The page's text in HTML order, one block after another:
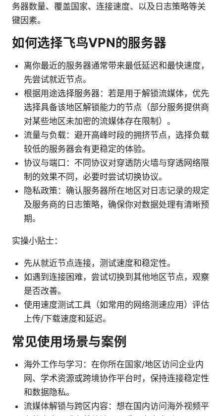
务器数量、覆盖国家、连接速度、以及日志策略等关
键因素。
如何选择飞鸟VPN的服务器
离你最近的服务器通常带来最低延迟和最快速度，
先尝试就近节点。
根据用途选择服务器：若是用于解锁流媒体，优先
选择具备该地区解锁能力的节点（部分服务提供商
对某些地区未加密的流媒体存在限制）。
流量与负载：避开高峰时段的拥挤节点，选择负载
较低的服务器会有更稳定的体验。
协议与端口：不同协议对穿透防火墙与穿透网络限
制的效果不同，必要时尝试切换协议。
隐私政策：确认服务器所在地区对日志记录的规定
及服务商的日志策略，确保你对数据处理有清晰预
期。
实操小贴士：
先从就近节点连接，测试速度和稳定性。
如遇到连接困难，尝试切换到其他地区节点，观察
是否改善。
使用速度测试工具（如常用的网络测速应用）评估
上传/下载速度和延迟。
常见使用场景与案例
海外工作与学习：在你所在国家/地区访问企业内
网、学术资源或跨境协作平台时，保持连接稳定性
和数据隐私。
流媒体解锁与跨区内容：想在国内访问海外视频平